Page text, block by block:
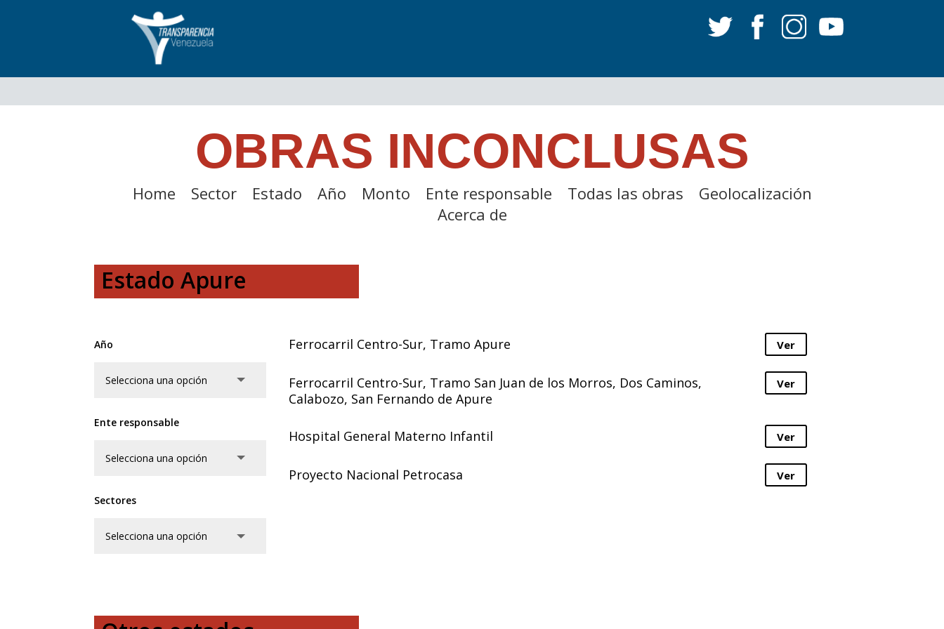
OBRAS INCONCLUSAS
Home Sector Estado Año Monto Ente responsable Todas las obras
Geolocalización
Acerca de
Estado Apure
Año
Ente responsable
Sectores
Ferrocarril Centro-Sur, Tramo Apure Ver
Ferrocarril Centro-Sur, Tramo San Juan de los Morros, Dos Caminos,
Calabozo, San Fernando de Apure
Ver
Hospital General Materno Infantil Ver
Proyecto Nacional Petrocasa Ver